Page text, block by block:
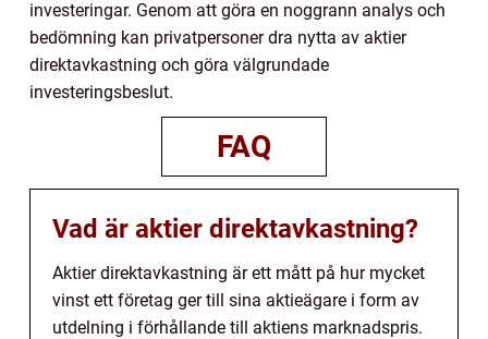
investeringar. Genom att göra en noggrann analys och
bedömning kan privatpersoner dra nytta av aktier
direktavkastning och göra välgrundade
investeringsbeslut.
FAQ
Vad är aktier direktavkastning?
Aktier direktavkastning är ett mått på hur mycket
vinst ett företag ger till sina aktieägare i form av
utdelning i förhållande till aktiens marknadspris.